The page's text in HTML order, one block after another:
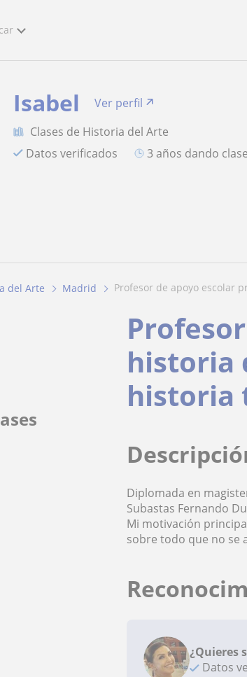
Isabel
Ver perfil
Clases de Historia del Arte
Datos verificados
3 años dando clase
del Arte Madrid profesor de apoyo escolar
historia
historia
Diplomada en
Subastas Fernando
Mi motivación
sobre todo que no se
¿Quieres
Datos